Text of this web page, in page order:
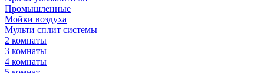
Промышленные
Мойки воздуха
Мульти сплит системы
2 комнаты
3 комнаты
4 комнаты